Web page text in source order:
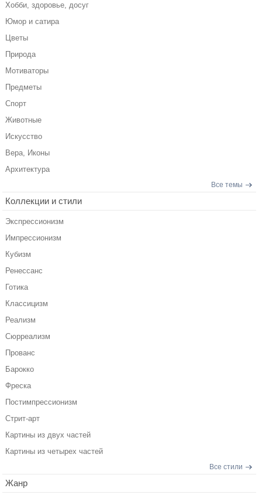
Хобби, здоровье, досуг
Юмор и сатира
Цветы
Природа
Мотиваторы
Предметы
Спорт
Животные
Искусство
Вера, Иконы
Архитектура
Все темы
Коллекции и стили
Экспрессионизм
Импрессионизм
Кубизм
Ренессанс
Готика
Классицизм
Реализм
Сюрреализм
Прованс
Барокко
Фреска
Постимпрессионизм
Стрит-арт
Картины из двух частей
Картины из четырех частей
Все стили
Жанр